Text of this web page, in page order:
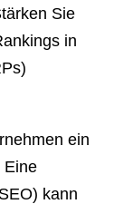
Sie
in
ein
Eine
kann